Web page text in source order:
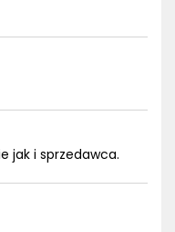
jak i sprzedawca.